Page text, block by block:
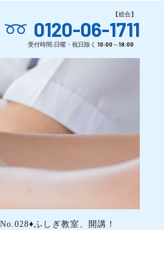
0120-06-1711
ふしぎ教室、開講！